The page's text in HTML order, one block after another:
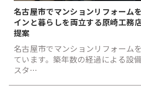
名古屋市でマンションリフォーム
インと暮らしを両立する原崎工務
提案
名古屋市でマンションリフォーム
ています。築年数の経過による設
スタ…